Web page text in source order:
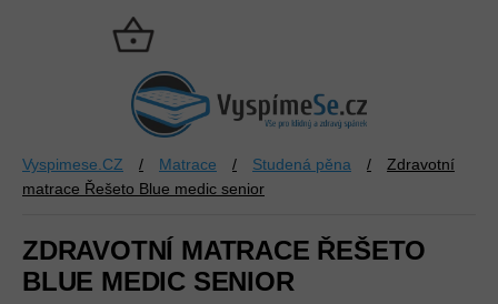
NÁKUPNÍ
KOŠÍK
Vyspimese.CZ / Matrace / Studená pěna /
Zdravotní
matrace Řešeto Blue medic senior
ZDRAVOTNÍ MATRACE ŘEŠETO
BLUE MEDIC SENIOR